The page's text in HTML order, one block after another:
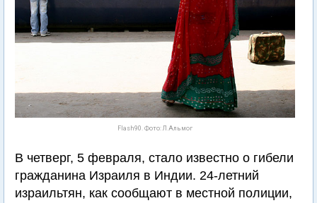
Flash90. Фото: Л.Альмог
В четверг, 5 февраля, стало известно о гибели
гражданина Израиля в Индии. 24-летний
израильтян, как сообщают в местной полиции,